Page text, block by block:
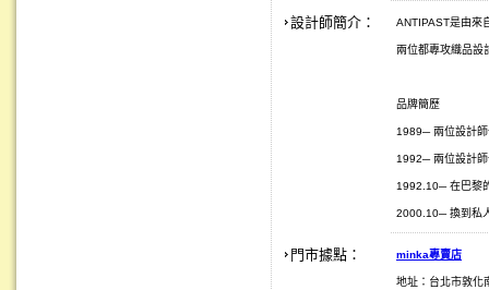
設計師簡介： ANTIPAST是由來
兩位都專攻織品設
品牌簡歷
1989─ 兩位設計
1992─ 兩位設計
1992.10─ 在巴黎
2000.10─ 換到私
門市據點： minka專賣店
地址：台北市敦化